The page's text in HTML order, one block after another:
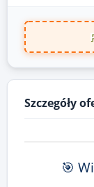
Szczegóły
🎯